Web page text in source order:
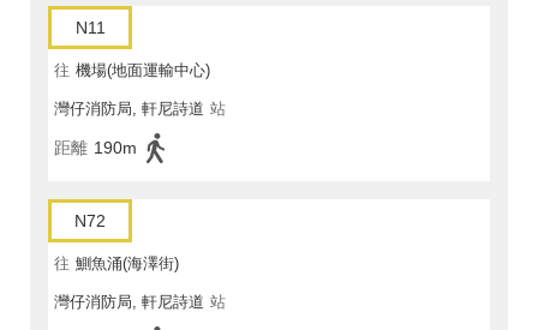
N11
往 機場(地面運輸中心)
灣仔消防局, 軒尼詩道 站
距離 190m
N72
往 鰂魚涌(海澤街)
灣仔消防局, 軒尼詩道 站